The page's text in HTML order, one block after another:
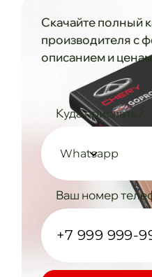
Скачайте полный
производителя с
описанием и
Куда прислать?
Whatsapp
Ваш номер